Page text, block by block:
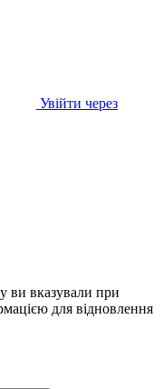
Увійти через
ви вказували при
для відновлення